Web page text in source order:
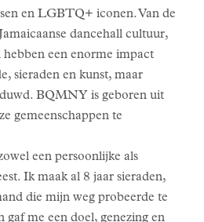
en LGBTQ+ iconen. Van de
dancehall cultuur,
hebben een enorme impact
sieraden en kunst, maar
BQMNY is geboren uit
gemeenschappen te
een persoonlijke als
Ik maak al 8 jaar sieraden,
die mijn weg probeerde te
gaf me een doel, genezing en